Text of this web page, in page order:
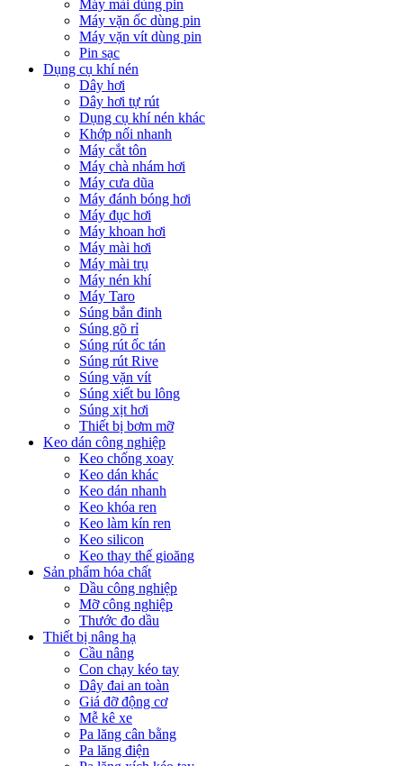
Máy mài dùng pin
Máy vặn ốc dùng pin
Máy vặn vít dùng pin
Pin sạc
Dụng cụ khí nén
Dây hơi
Dây hơi tự rút
Dụng cụ khí nén khác
Khớp nối nhanh
Máy cắt tôn
Máy chà nhám hơi
Máy cưa dũa
Máy đánh bóng hơi
Máy đục hơi
Máy khoan hơi
Máy mài hơi
Máy mài trụ
Máy nén khí
Máy Taro
Súng bắn đinh
Súng gõ rỉ
Súng rút ốc tán
Súng rút Rive
Súng vặn vít
Súng xiết bu lông
Súng xịt hơi
Thiết bị bơm mỡ
Keo dán công nghiệp
Keo chống xoay
Keo dán khác
Keo dán nhanh
Keo khóa ren
Keo làm kín ren
Keo silicon
Keo thay thế gioăng
Sản phẩm hóa chất
Dầu công nghiệp
Mỡ công nghiệp
Thước đo dầu
Thiết bị nâng hạ
Cầu nâng
Con chạy kéo tay
Dây đai an toàn
Giá đỡ động cơ
Mễ kê xe
Pa lăng cân bằng
Pa lăng điện